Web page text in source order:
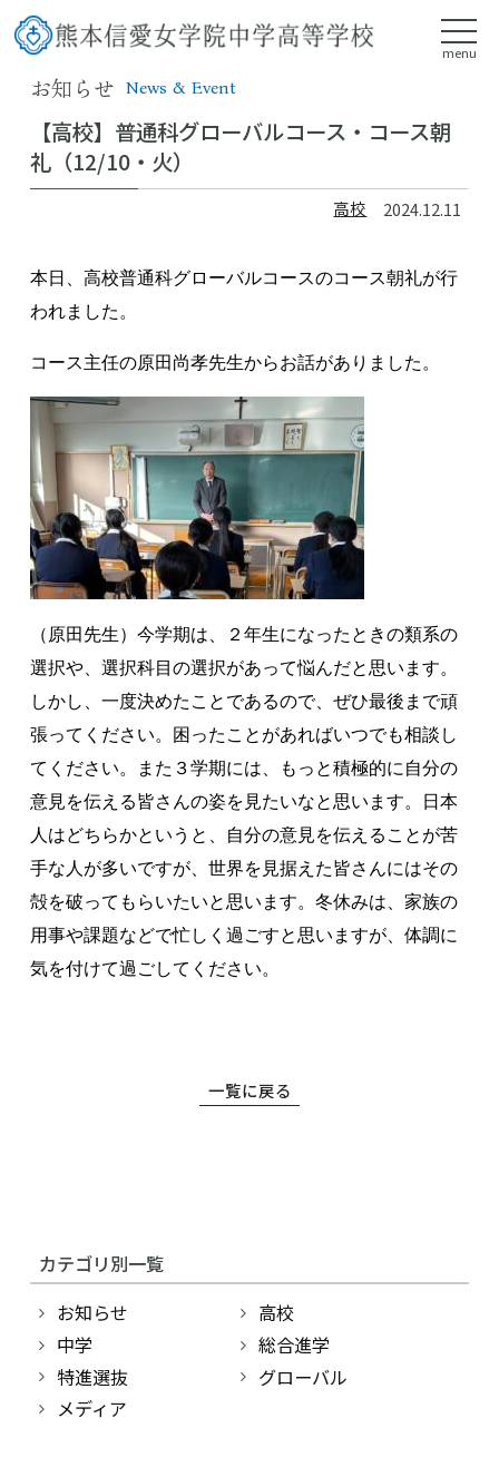
お知らせ News & Event
【高校】普通科グローバルコース・コース朝
礼（12/10・火）
高校 2024.12.11
本日、高校普通科グローバルコースのコース朝礼が行
われました。
コース主任の原田尚孝先生からお話がありました。
（原田先生）今学期は、２年生になったときの類系の
選択や、選択科目の選択があって悩んだと思います。
しかし、一度決めたことであるので、ぜひ最後まで頑
張ってください。困ったことがあればいつでも相談し
てください。また３学期には、もっと積極的に自分の
意見を伝える皆さんの姿を見たいなと思います。日本
人はどちらかというと、自分の意見を伝えることが苦
手な人が多いですが、世界を見据えた皆さんにはその
殻を破ってもらいたいと思います。冬休みは、家族の
用事や課題などで忙しく過ごすと思いますが、体調に
気を付けて過ごしてください。
一覧に戻る
カテゴリ別一覧
お知らせ
高校
中学
総合進学
特進選抜
グローバル
メディア
menu
幼稚園
学校紹介
受験・入学案内